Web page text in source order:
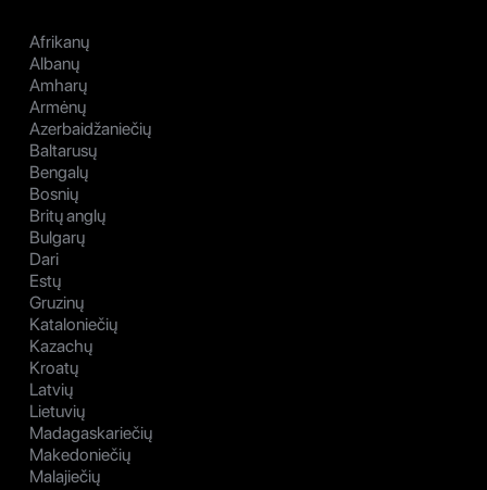
Afrikanų
Albanų
Amharų
Armėnų
Azerbaidžaniečių
Baltarusų
Bengalų
Bosnių
Britų anglų
Bulgarų
Dari
Estų
Gruzinų
Kataloniečių
Kazachų
Kroatų
Latvių
Lietuvių
Madagaskariečių
Makedoniečių
Malajiečių